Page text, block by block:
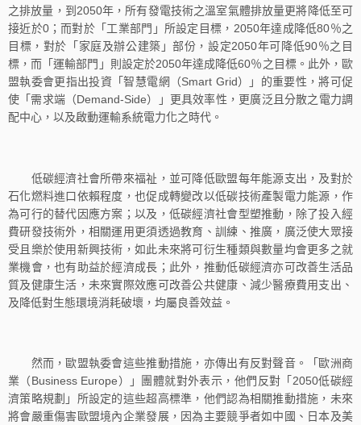
之排放量，到2050年，所有發電技術之溫室氣體排放量更將降低至可
接近於0；而對於「工業部門」所設定目標，2050年達成降低80％之
目標，對於「家庭及辦公建築」部份，設定2050年可降低90％之目
標，而「運輸部門」則設定於2050年達成降低60％之目標。此外，歐
盟執委會更指出投資「智慧電網（Smart Grid）」的重要性，將可促
使「需求端（Demand-Side）」更具效率性，更廣泛且分散之電力調
配中心，以及啟動運輸系統電力化之時代。
低碳經濟社會所帶來福祉，並可降低歐盟每年能源支出，及對於
石化燃料進口依賴程度，也促成轉變改以低碳技術產製電力能源，作
為可行的替代因應方案；以及，低碳經濟社會型塑推動，除了投入經
費研發技術外，相關運用更須透過教育、訓練、推廣，廣泛使大眾接
受且樂於使用新興技術，如此未來將可衍生種類與數量均會更多之就
業機會，也有助益於經濟成長；此外，推動低碳經濟亦可改善生活品
質及健康生活，未來實際效應可改善公共健康、減少醫療費用支出、
及降低對生態環境消耗破壞，均屬良善效益。
然而，歐盟執委會這些推動措施，亦傳出有反對聲音。「歐洲商
業（Business Europe）」團體就對外表示，他們反對「2050低碳經
濟策略規劃」所設定的這些超高標準，他們認為相關推動措施，未來
將會嚴重傷害歐盟境內企業發展，因為主要競爭者如中國、日本及美